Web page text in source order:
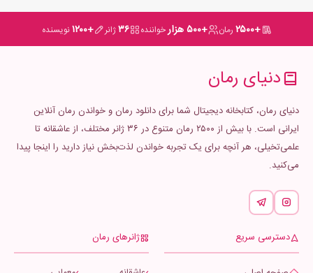
+۲۵۰۰ رمان +۵۰۰ هزار خواننده ۳۶ژانر +۱۲۰۰ نویسنده
دنیای رمان
دنیای رمان، کتابخانه دیجیتال شما برای دانلود رمان و خواندن رمان آنلاین
ایرانی است. با بیش از ۲۵۰۰ رمان متنوع در ۳۶ ژانر مختلف، از عاشقانه تا
علمی‌تخیلی، هر آنچه برای یک تجربه خواندن لذت‌بخش نیاز دارید را اینجا پیدا
می‌کنید.
دسترسی سریع ژانرهای رمان